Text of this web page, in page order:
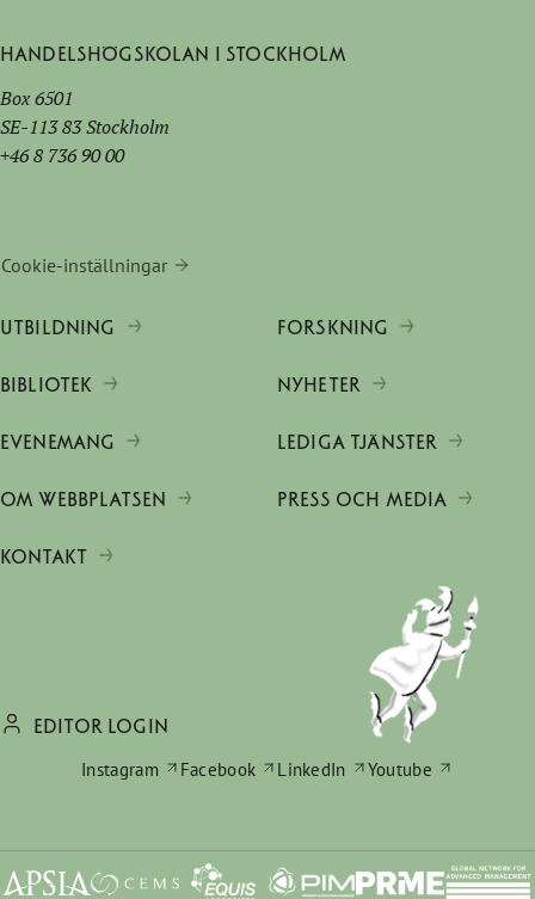
Handelshögskolan i Stockholm
Box 6501
SE-113 83 Stockholm
+46 8 736 90 00
Cookie-inställningar
UTBILDNING FORSKNING
BIBLIOTEK NYHETER
EVENEMANG LEDIGA TJÄNSTER
OM WEBBPLATSEN PRESS OCH MEDIA
KONTAKT
EDITOR LOGIN
Instagram
Facebook LinkedIn Youtube